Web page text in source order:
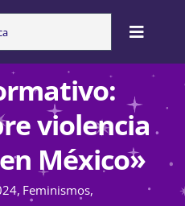
Toggle
violencia
México»
Feminismos